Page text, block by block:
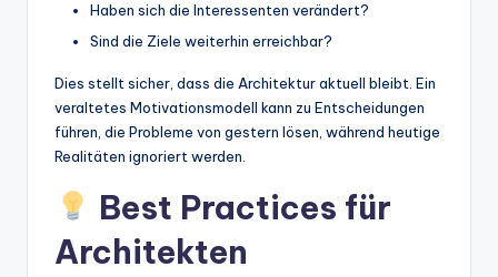
Haben sich die Interessenten verändert?
Sind die Ziele weiterhin erreichbar?
Dies stellt sicher, dass die Architektur aktuell bleibt. Ein
veraltetes Motivationsmodell kann zu Entscheidungen
führen, die Probleme von gestern lösen, während heutige
Realitäten ignoriert werden.
Best Practices für
Architekten